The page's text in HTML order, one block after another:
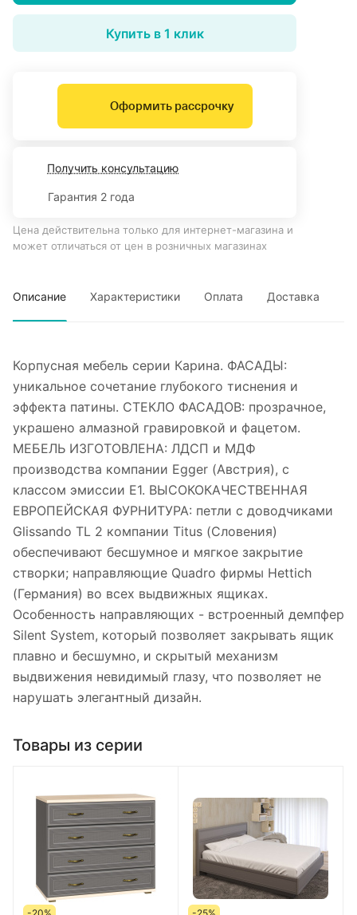
Купить в 1 клик
Оформить рассрочку
Получить консультацию
Гарантия 2 года
Цена действительна только для интернет-магазина и
может отличаться от цен в розничных магазинах
Описание Характеристики Оплата Доставка
Корпусная мебель серии Карина. ФАСАДЫ:
уникальное сочетание глубокого тиснения и
эффекта патины. СТЕКЛО ФАСАДОВ: прозрачное,
украшено алмазной гравировкой и фацетом.
МЕБЕЛЬ ИЗГОТОВЛЕНА: ЛДСП и МДФ
производства компании Egger (Австрия), с
классом эмиссии Е1. ВЫСОКОКАЧЕСТВЕННАЯ
ЕВРОПЕЙСКАЯ ФУРНИТУРА: петли с доводчиками
Glissando TL 2 компании Titus (Словения)
обеспечивают бесшумное и мягкое закрытие
створки; направляющие Quadro фирмы Hettich
(Германия) во всех выдвижных ящиках.
Особенность направляющих - встроенный демпфер
Silent System, который позволяет закрывать ящик
плавно и бесшумно, и скрытый механизм
выдвижения невидимый глазу, что позволяет не
нарушать элегантный дизайн.
Товары из серии